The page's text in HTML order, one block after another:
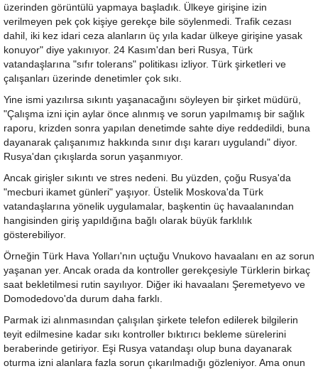
üzerinden görüntülü yapmaya başladık. Ülkeye girişine izin
verilmeyen pek çok kişiye gerekçe bile söylenmedi. Trafik cezası
dahil, iki kez idari ceza alanların üç yıla kadar ülkeye girişine yasak
konuyor" diye yakınıyor. 24 Kasım'dan beri Rusya, Türk
vatandaşlarına "sıfır tolerans" politikası izliyor. Türk şirketleri ve
çalışanları üzerinde denetimler çok sıkı.
Yine ismi yazılırsa sıkıntı yaşanacağını söyleyen bir şirket müdürü,
"Çalışma izni için aylar önce alınmış ve sorun yapılmamış bir sağlık
raporu, krizden sonra yapılan denetimde sahte diye reddedildi, buna
dayanarak çalışanımız hakkında sınır dışı kararı uygulandı" diyor.
Rusya'dan çıkışlarda sorun yaşanmıyor.
Ancak girişler sıkıntı ve stres nedeni. Bu yüzden, çoğu Rusya'da
"mecburi ikamet günleri" yaşıyor. Üstelik Moskova'da Türk
vatandaşlarına yönelik uygulamalar, başkentin üç havaalanından
hangisinden giriş yapıldığına bağlı olarak büyük farklılık
gösterebiliyor.
Örneğin Türk Hava Yolları'nın uçtuğu Vnukovo havaalanı en az sorun
yaşanan yer. Ancak orada da kontroller gerekçesiyle Türklerin birkaç
saat bekletilmesi rutin sayılıyor. Diğer iki havaalanı Şeremetyevo ve
Domodedovo'da durum daha farklı.
Parmak izi alınmasından çalışılan şirkete telefon edilerek bilgilerin
teyit edilmesine kadar sıkı kontroller bıktırıcı bekleme sürelerini
beraberinde getiriyor. Eşi Rusya vatandaşı olup buna dayanarak
oturma izni alanlara fazla sorun çıkarılmadığı gözleniyor. Ama onun